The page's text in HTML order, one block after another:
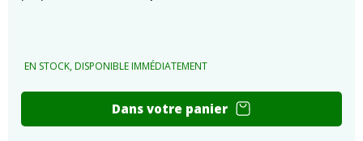
EN STOCK, DISPONIBLE IMMÉDIATEMENT
Bracelet
Dans votre panier